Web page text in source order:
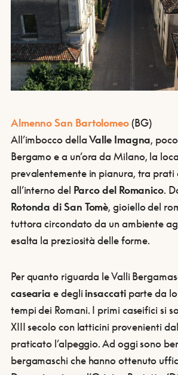
Almenno San Bartolomeo(BG)
All’imbocco dellaValle Imagna,
Bergamo e a un’ora da Milano, la
prevalentemente in pianura, tra prati
all’interno del Parco del Romanico.
Rotonda di San Tomè, gioiello del
tuttora circondato da un ambiente
esalta la preziosità delle forme.
Per quanto riguarda le Valli
casearia e degliinsaccatiparte da
tempi dei Romani. I primi caseifici si
XIII secolo con latticini provenienti
praticato l’alpeggio. Ad oggi sono
bergamaschi che hanno ottenuto